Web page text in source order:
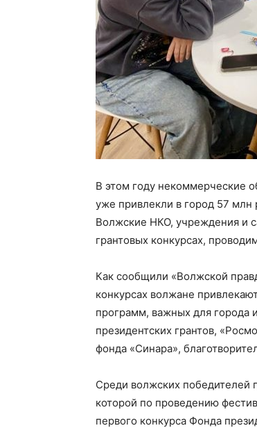
В этом году некоммерческие
уже привлекли в город 57 млн
Волжские НКО, учреждения и
грантовых конкурсах,
Как сообщили «Волжской
конкурсах волжане
программ, важных для города
президентских грантов,
фонда «Синара»,
Среди волжских победителей
которой по проведению
первого конкурса Фонда